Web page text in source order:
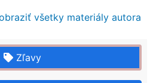
všetky materiály autora
Zľavy